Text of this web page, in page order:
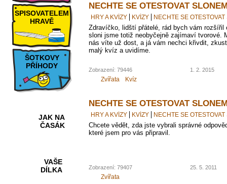
SPISOVATELEM
HRAVĚ
ŠOTKOVY
PŘÍHODY
JAK NA
ČASÁK
VAŠE
DÍLKA
NECHTE SE OTESTOVAT
HRY A KVÍZY KVÍZY NECHTE SE
Zdravíčko, lidští přátelé, rád bych vám rozšířil
sloni jsme totiž neobyčejně zajímaví tvorové.
nás víte už dost, a já vám nechci křivdit,
malý kvíz a uvidíme.
Zobrazení: 79446 1. 2. 2015
Zvířata Kvíz
NECHTE SE OTESTOVAT
HRY A KVÍZY KVÍZY NECHTE SE
Chcete vědět, zda jste vybrali správné
které jsem pro vás připravil.
Zobrazení: 79407 25. 5. 2011
Zvířata